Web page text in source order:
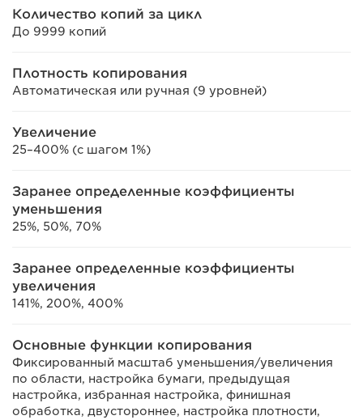
Количество копий за цикл
До 9999 копий
Плотность копирования
Автоматическая или ручная (9 уровней)
Увеличение
25–400% (с шагом 1%)
Заранее определенные коэффициенты
уменьшения
25%, 50%, 70%
Заранее определенные коэффициенты
увеличения
141%, 200%, 400%
Основные функции копирования
Фиксированный масштаб уменьшения/увеличения
по области, настройка бумаги, предыдущая
настройка, избранная настройка, финишная
обработка, двустороннее, настройка плотности,